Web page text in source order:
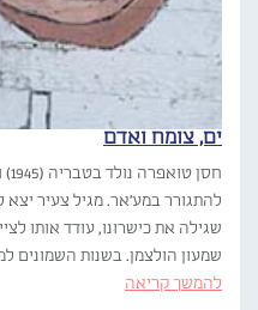
ים, צומח ואדם
להתגורר במע'אר. מגיל צעיר
שגילה את כישרונו, עודד אותו
שמעון הולצמן. בשנות השמונים
להמשך קריאה